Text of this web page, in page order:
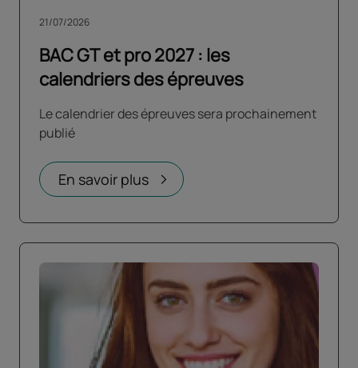
BAC GT et pro 2027 : les
calendriers des épreuves
21/07/2026
Le calendrier des épreuves sera prochainement
publié
En savoir plus